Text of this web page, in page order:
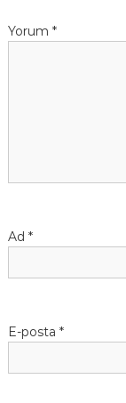
Yorum *
Ad *
E-posta *